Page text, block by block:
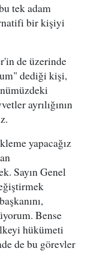
tek adam
bir kişiyi
de üzerinde
dediği kişi,
ayrılığının
yapacağız
Sayın Genel
Bense
hükümeti
de bu görevler